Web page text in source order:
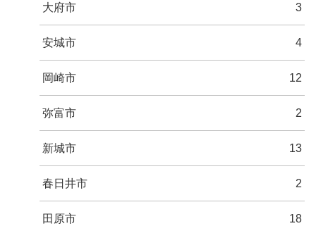
大府市 3
安城市 4
岡崎市 12
弥富市 2
新城市 13
春日井市 2
田原市 18